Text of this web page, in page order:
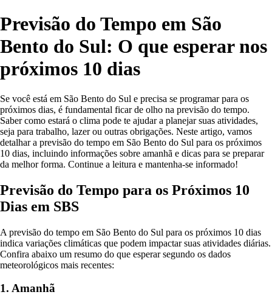
Previsão do Tempo em São
Bento do Sul: O que esperar nos
próximos 10 dias
Se você está em São Bento do Sul e precisa se programar para os
próximos dias, é fundamental ficar de olho na previsão do tempo.
Saber como estará o clima pode te ajudar a planejar suas atividades,
seja para trabalho, lazer ou outras obrigações. Neste artigo, vamos
detalhar a previsão do tempo em São Bento do Sul para os próximos
10 dias, incluindo informações sobre amanhã e dicas para se preparar
da melhor forma. Continue a leitura e mantenha-se informado!
Previsão do Tempo para os Próximos 10
Dias em SBS
A previsão do tempo em São Bento do Sul para os próximos 10 dias
indica variações climáticas que podem impactar suas atividades diárias.
Confira abaixo um resumo do que esperar segundo os dados
meteorológicos mais recentes:
1. Amanhã